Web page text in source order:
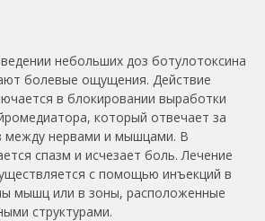
небольших доз ботулотоксина
болевые ощущения. Действие
в блокировании выработки
который отвечает за
между нервами и мышцами. В
спазм и исчезает боль. Лечение
с помощью инъекций в
мышц или в зоны, расположенные
структурами.